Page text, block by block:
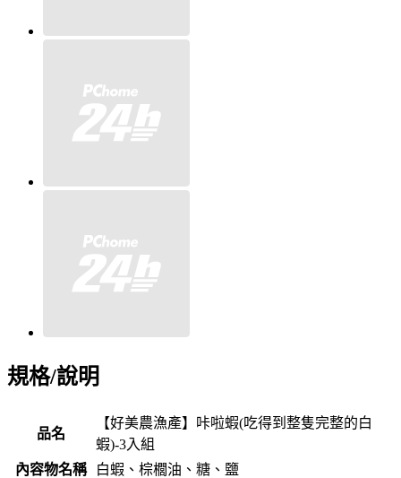
規格/說明
品名
【好美農漁產】咔啦蝦(吃得到整隻完整的白
蝦)-3入組
內容物名稱
白蝦、棕櫚油、糖、鹽